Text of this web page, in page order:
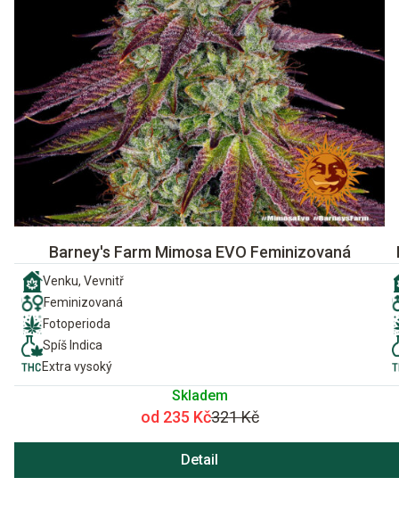
Barney's Farm Mimosa EVO Feminizovaná
Venku, Vevnitř
Feminizovaná
Fotoperioda
Spíš Indica
Extra vysoký
Skladem
od 235 Kč321 Kč
Detail